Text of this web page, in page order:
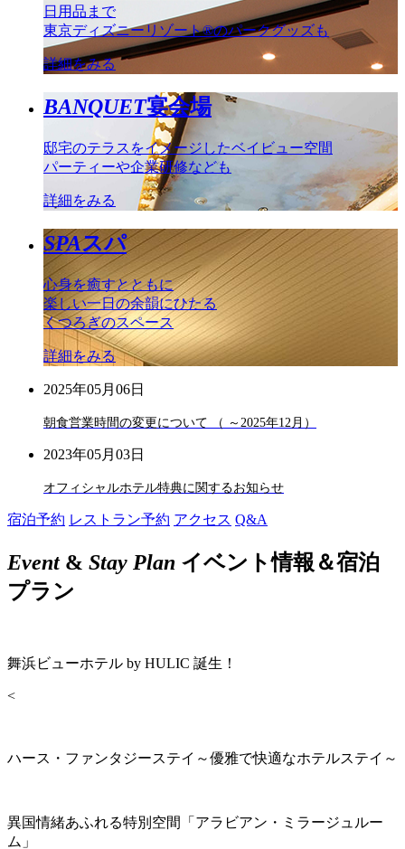
日用品まで
東京ディズニーリゾート®のパークグッズも
詳細をみる
BANQUET宴会場
邸宅のテラスをイメージしたベイビュー空間
パーティーや企業研修なども
詳細をみる
SPAスパ
心身を癒すとともに
楽しい一日の余韻にひたる
くつろぎのスペース
詳細をみる
2025年05月06日
朝食営業時間の変更について （ ～2025年12月）
2023年05月03日
オフィシャルホテル特典に関するお知らせ
宿泊予約 レストラン予約 アクセス Q&A
Event& Stay Plan イベント情報＆宿泊
プラン
舞浜ビューホテル by HULIC 誕生！
<
ハース・ファンタジーステイ～優雅で快適なホテルステイ～
異国情緒あふれる特別空間「アラビアン・ミラージュルー
ム」